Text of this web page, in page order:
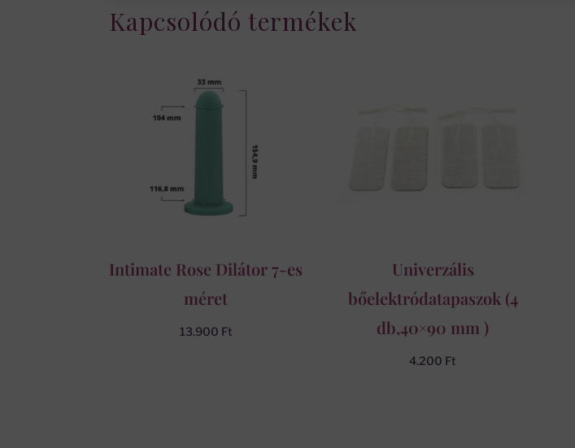
Kapcsolódó termékek
Intimate Rose Dilátor 7-es
méret
13.900 Ft
Univerzális
bőelektródatapaszok (4
db,40×90 mm )
4.200 Ft